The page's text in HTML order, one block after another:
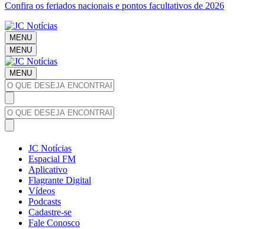
Confira os feriados nacionais e pontos facultativos de 2026
MENU
MENU
MENU
JC Notícias
Espacial FM
Aplicativo
Flagrante Digital
Vídeos
Podcasts
Cadastre-se
Fale Conosco